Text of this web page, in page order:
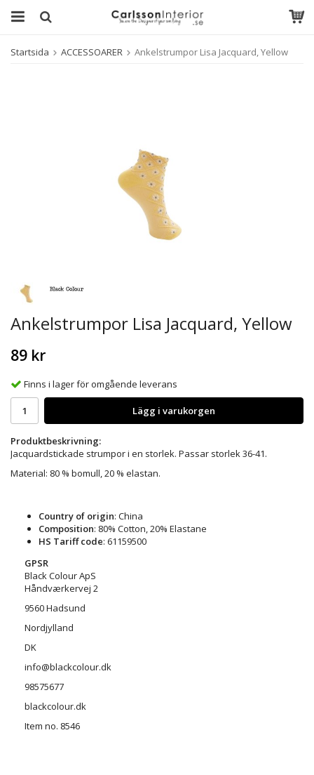
Startsida ACCESSOARER Ankelstrumpor Lisa Jacquard, Yellow
Ankelstrumpor Lisa Jacquard, Yellow
89 kr
Finns i lager för omgående leverans
Lägg i varukorgen
Produktbeskrivning:
Jacquardstickade strumpor i en storlek. Passar storlek 36-41.
Material: 80 % bomull, 20 % elastan.
Country of origin: China
Composition: 80% Cotton, 20% Elastane
HS Tariff code: 61159500
GPSR
Black Colour ApS
Håndværkervej 2
9560 Hadsund
Nordjylland
DK
info@blackcolour.dk
98575677
blackcolour.dk
Item no. 8546